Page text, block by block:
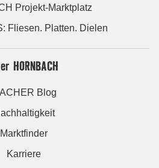
Projekt-Marktplatz
Fliesen. Platten. Dielen
HORNBACH
Blog
Marktfinder
Karriere